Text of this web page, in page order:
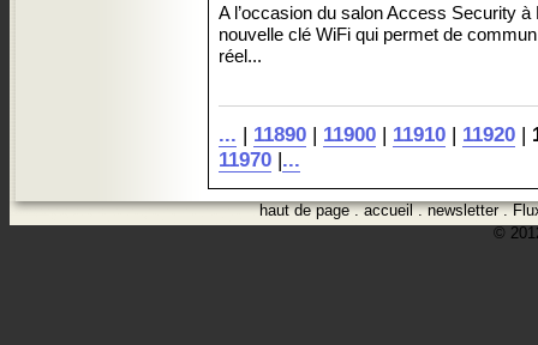
A l’occasion du salon Access Security
nouvelle clé WiFi qui permet de
réel...
... | 11890 | 11900 | 11910 | 11920 |
11970 |...
haut de page.accueil.newsletter.
©